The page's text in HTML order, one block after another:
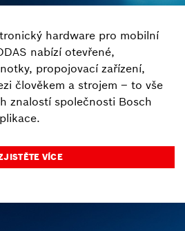
hardware pro mobilní
nabízí otevřené,
propojovací zařízení,
člověkem a strojem – to vše
znalostí společnosti Bosch
VÍCE